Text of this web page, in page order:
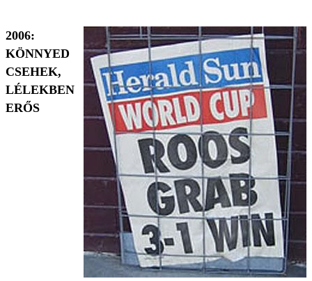
2006:
KÖNNYED
CSEHEK,
LÉLEKBEN
ERŐS